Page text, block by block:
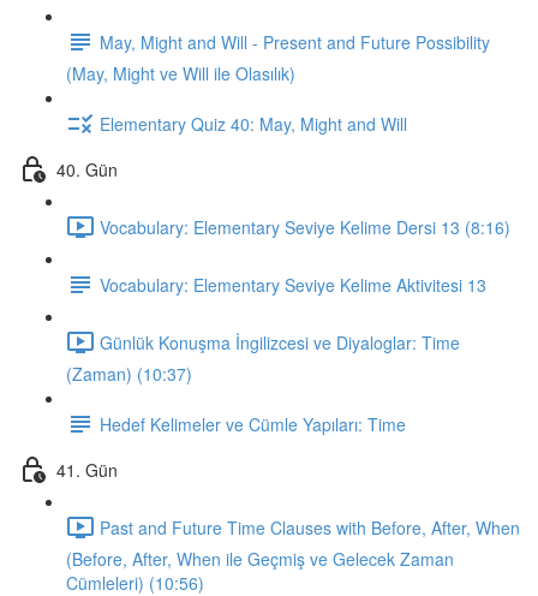
May, Might and Will - Present and Future Possibility
(May, Might ve Will ile Olasılık)
Elementary Quiz 40: May, Might and Will
40. Gün
Vocabulary: Elementary Seviye Kelime Dersi 13 (8:16)
Vocabulary: Elementary Seviye Kelime Aktivitesi 13
Günlük Konuşma İngilizcesi ve Diyaloglar: Time
(Zaman) (10:37)
Hedef Kelimeler ve Cümle Yapıları: Time
41. Gün
Past and Future Time Clauses with Before, After, When
(Before, After, When ile Geçmiş ve Gelecek Zaman
Cümleleri) (10:56)